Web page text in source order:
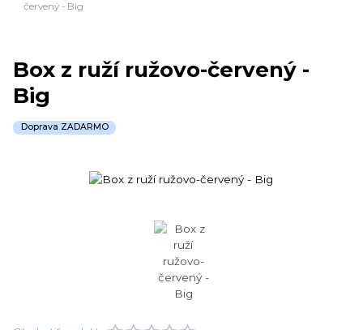
červený - Big
Box z ruží ružovo-červený -
Big
Doprava ZADARMO